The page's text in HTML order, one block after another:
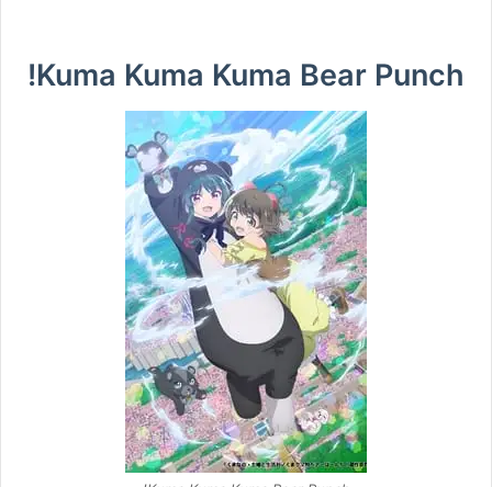
Kuma Kuma Kuma Bear Punch!